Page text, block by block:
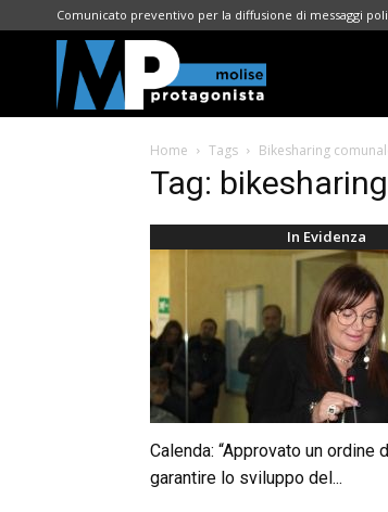
Comunicato preventivo per la diffusione di messaggi
Protagonista
Home Tags Bikesharing
Tag:
In Evidenza
Calenda: “Approvato un ordine
garantire lo sviluppo del...